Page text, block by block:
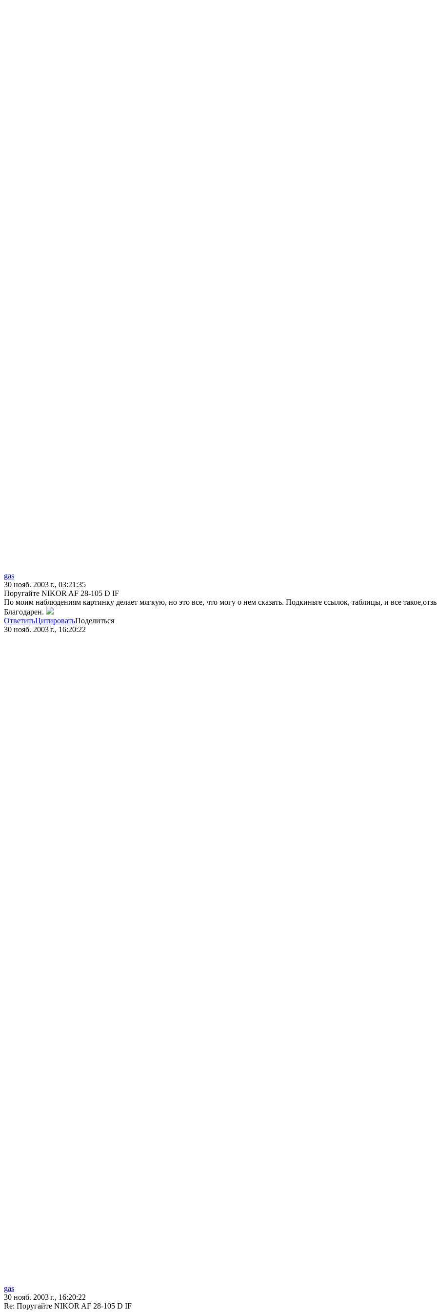
gas
30 нояб. 2003 г., 03:21:35
Поругайте NIKOR AF 28-105 D IF
По моим наблюдениям картинку делает мягкую, но это все, что могу о нем сказать. Подкиньте ссылок, таблицы, и все
Благодарен.
ОтветитьЦитироватьПоделиться
30 нояб. 2003 г., 16:20:22
gas
30 нояб. 2003 г., 16:20:22
Re: Поругайте NIKOR AF 28-105 D IF